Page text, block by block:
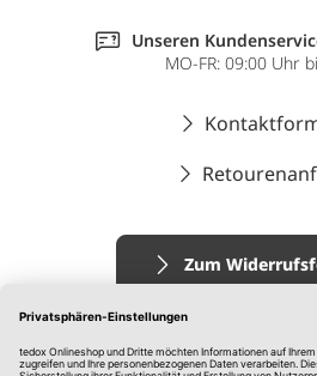
Unseren
MO-FR: 09:00 Uhr
Zum
Impressum